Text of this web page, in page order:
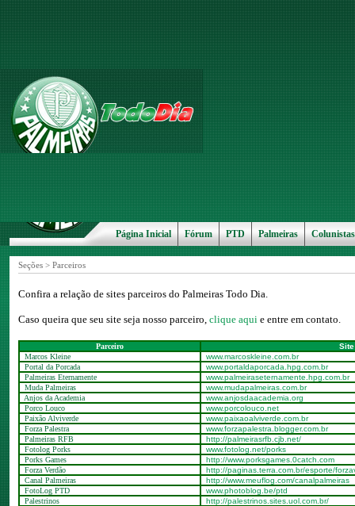
Página Inicial Fórum PTD Palmeiras Colunistas
Seções > Parceiros
Confira a relação de sites parceiros do Palmeiras Todo Dia.
Caso queira que seu site seja nosso parceiro, clique aqui e entre em contato.
Parceiro
Site
Marcos Kleine
www.marcoskleine.com.br
Portal da Porcada
www.portaldaporcada.hpg.com.br
Palmeiras Eternamente
www.palmeiraseternamente.hpg.com.br
Muda Palmeiras
www.mudapalmeiras.com.br
Anjos da Academia
www.anjosdaacademia.org
Porco Louco
www.porcolouco.net
Paixão Alviverde
www.paixaoalviverde.com.br
Forza Palestra
www.forzapalestra.blogger.com.br
Palmeiras RFB
http://palmeirasrfb.cjb.net/
Fotolog Porks
www.fotolog.net/porks
Porks Games
http://www.porksgames.0catch.com
Forza Verdão
http://paginas.terra.com.br/esporte/
Canal Palmeiras
http://www.meuflog.com/canalpalmeiras
FotoLog PTD
www.photoblog.be/ptd
Palestrinos
http://palestrinos.sites.uol.com.br/